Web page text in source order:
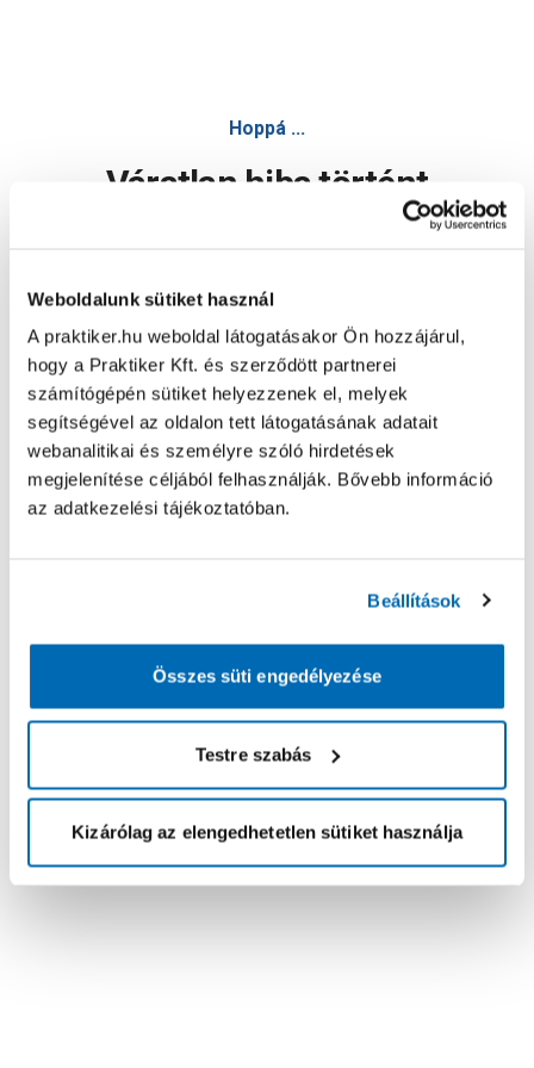
Weboldalunk sütiket használ
A praktiker.hu weboldal látogatásakor Ön hozzájárul,
hogy a Praktiker Kft. és szerződött partnerei
számítógépén sütiket helyezzenek el, melyek
segítségével az oldalon tett látogatásának adatait
webanalitikai és személyre szóló hirdetések
megjelenítése céljából felhasználják. Bővebb információ
az adatkezelési tájékoztatóban.
Beállítások
Összes süti engedélyezése
Testre szabás
Kizárólag az elengedhetetlen sütiket használja
Hoppá ...
Váratlan hiba történt
Oldal újratöltése